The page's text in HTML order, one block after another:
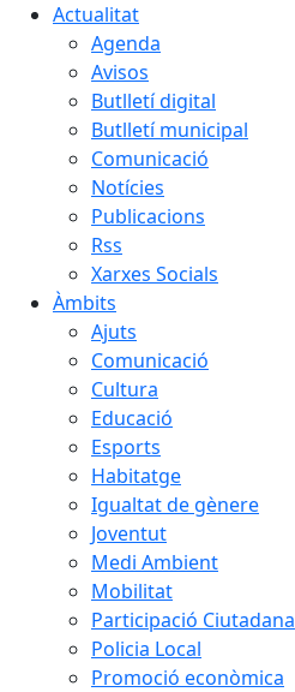
Actualitat
Agenda
Avisos
Butlletí digital
Butlletí municipal
Comunicació
Notícies
Publicacions
Rss
Xarxes Socials
Àmbits
Ajuts
Comunicació
Cultura
Educació
Esports
Habitatge
Igualtat de gènere
Joventut
Medi Ambient
Mobilitat
Participació Ciutadana
Policia Local
Promoció econòmica